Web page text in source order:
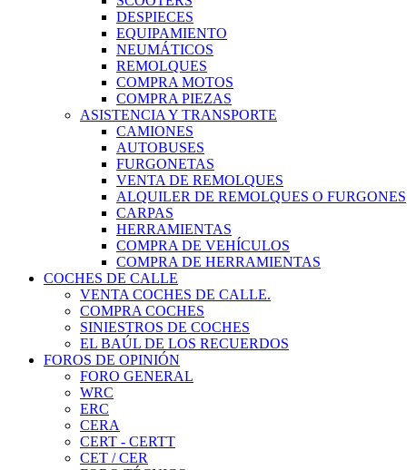
DESPIECES
EQUIPAMIENTO
NEUMÁTICOS
REMOLQUES
COMPRA MOTOS
COMPRA PIEZAS
ASISTENCIA Y TRANSPORTE
CAMIONES
AUTOBUSES
FURGONETAS
VENTA DE REMOLQUES
ALQUILER DE REMOLQUES O FURGONES
CARPAS
HERRAMIENTAS
COMPRA DE VEHÍCULOS
COMPRA DE HERRAMIENTAS
COCHES DE CALLE
VENTA COCHES DE CALLE.
COMPRA COCHES
SINIESTROS DE COCHES
EL BAÚL DE LOS RECUERDOS
FOROS DE OPINIÓN
FORO GENERAL
WRC
ERC
CERA
CERT - CERTT
CET / CER